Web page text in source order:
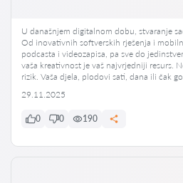
U današnjem digitalnom dobu, stvaranje
Od inovativnih softverskih rješenja i
podcasta i videozapisa, pa sve do
vaša kreativnost je vaš najvrjedniji resurs.
rizik. Vaša djela, plodovi sati, dana ili čak
29.11.2025
0 0 190